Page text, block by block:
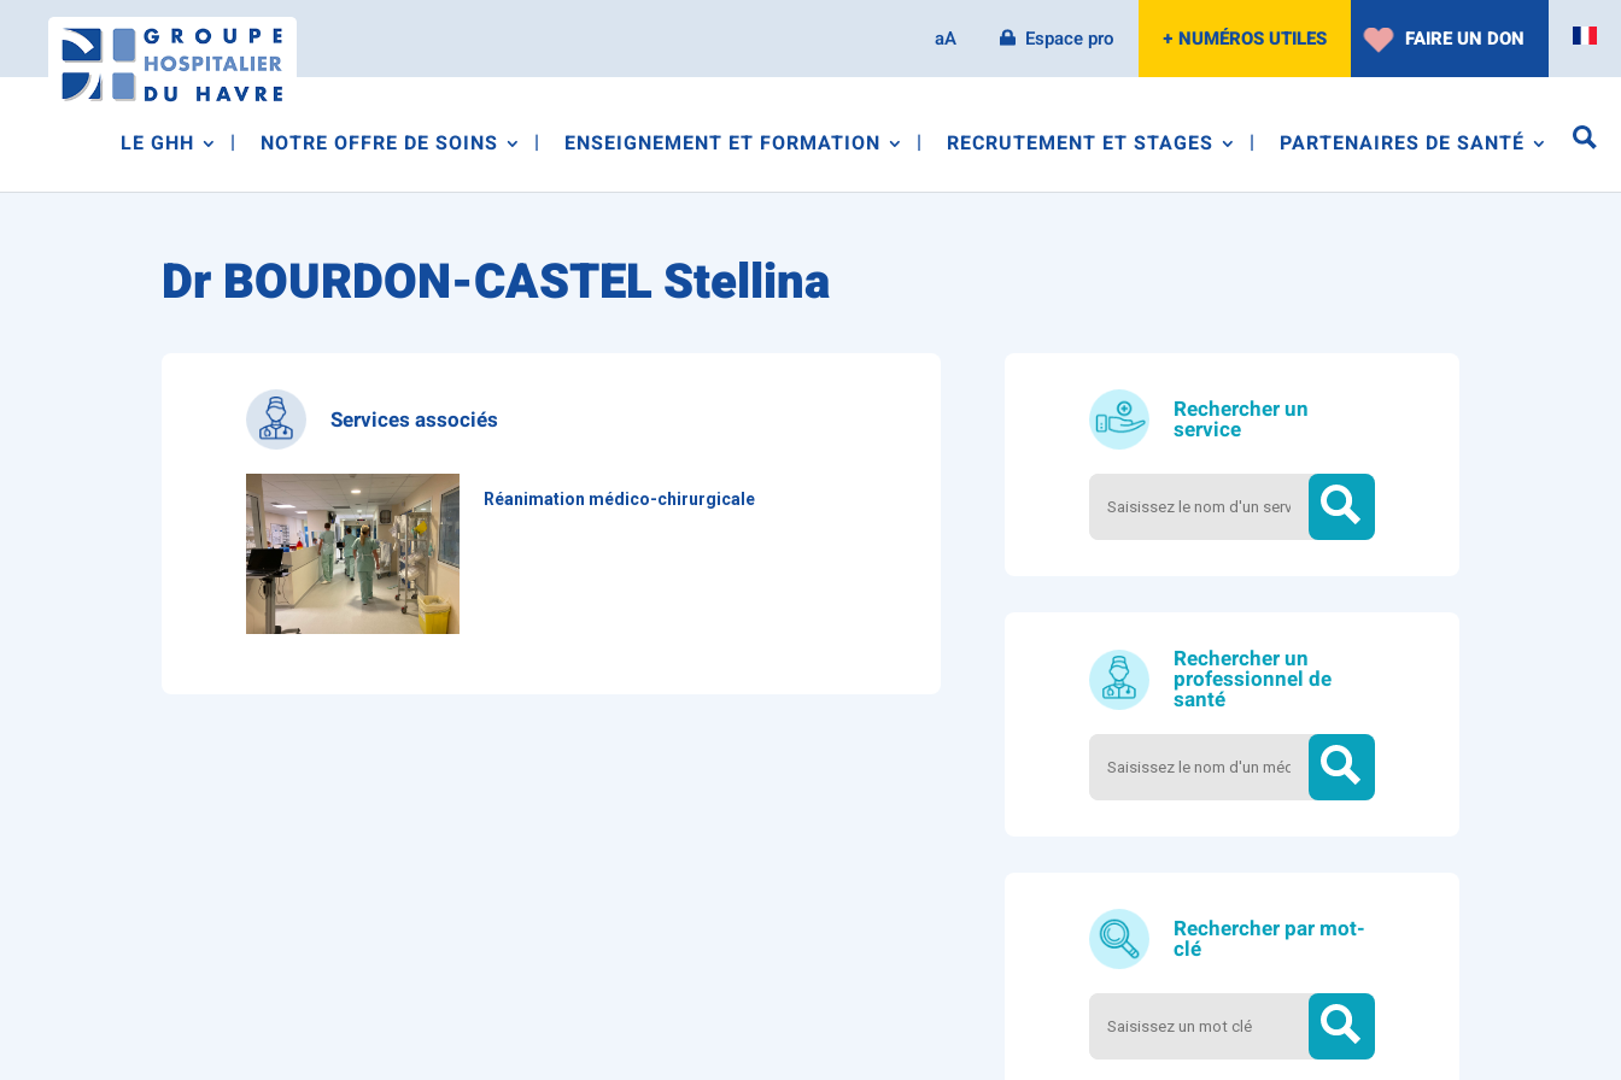
aA Espace pro + NUMÉROS UTILES FAIRE UN DON
LE GHH NOTRE OFFRE DE SOINS ENSEIGNEMENT ET FORMATION RECRUTEMENT ET STAGES PARTENAIRES DE SANTÉ
Dr BOURDON-CASTEL Stellina
Services associés
Réanimation médico-chirurgicale
Rechercher un
service
Rechercher un
professionnel de
santé
Rechercher par mot-
clé